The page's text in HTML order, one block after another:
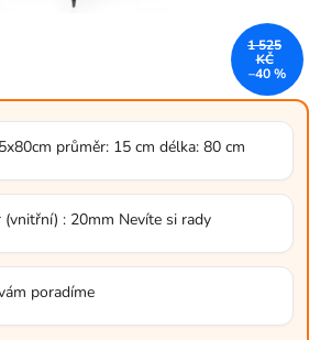
průměr: 15 cm délka: 80 cm
(vnitřní) : 20mm Nevíte si rady
poradíme
1 525
KČ
–40 %